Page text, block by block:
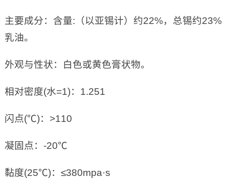
主要成分：含量:（以亚锡计）约22%，总锡约23%
乳油。
外观与性状：白色或黄色膏状物。
相对密度(水=1)：1.251
闪点(℃)：>110
凝固点：-20℃
黏度(25℃)：≤380mpa·s